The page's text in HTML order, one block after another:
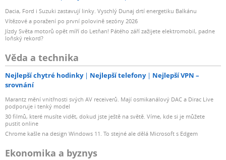
Dacia, Ford i Suzuki zastavují linky. Vyschlý Dunaj drtí energetiku Balkánu
Vítězové a poražení po první polovině sezóny 2026
Jízdy Světa motorů opět míří do Letňan! Pátého září zažijete elektromobil, padne
loňský rekord?
Věda a technika
Nejlepší chytré hodinky Nejlepší telefony
Nejlepší VPN –
srovnání
Marantz mění vnitřnosti svých AV receiverů. Mají osmikanálový DAC a Dirac Live
podporuje i tenký model
30 filmů, které musíte vidět, dokud jste ještě na světě. Víme, kde si je můžete
pustit online
Chrome kašle na design Windows 11. To stejné ale dělá Microsoft s Edgem
Ekonomika a byznys